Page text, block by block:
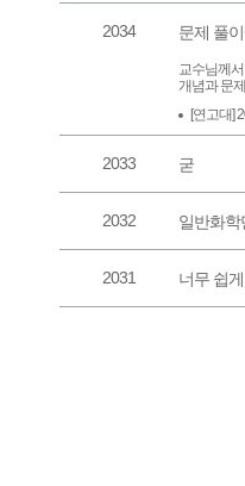
2034 문제 풀
교수님께
개념과 문
[연고대]
2033 굳
2032 일반화학
2031 너무 쉽